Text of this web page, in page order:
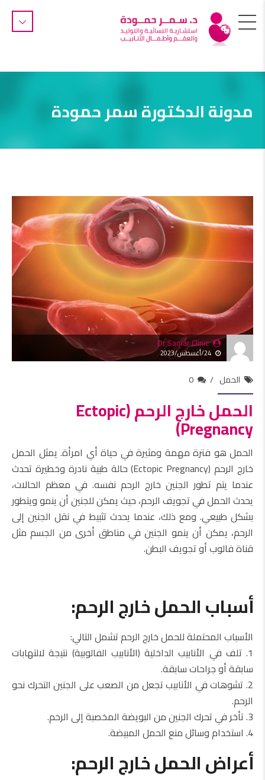
مدونة الدكتورة سمر حمودة
Dr Samar Clinic
24/أغسطس/2023
الحمل 0
الحمل خارج الرحم (Ectopic
Pregnancy)
الحمل هو فترة مهمة ومثيرة في حياة أي امرأة. يمثل الحمل
خارج الرحم (Ectopic Pregnancy) حالة طبية نادرة وخطيرة تحدث
عندما يتم تطور الجنين خارج الرحم نفسه. في معظم الحالات،
يحدث الحمل في تجويف الرحم، حيث يمكن للجنين أن ينمو ويتطور
بشكل طبيعي. ومع ذلك، عندما يحدث تثبيط في نقل الجنين إلى
الرحم، يمكن أن ينمو الجنين في مناطق أخرى من الجسم مثل
قناة فالوب أو تجويف البطن.
أسباب الحمل خارج الرحم:
الأسباب المحتملة للحمل خارج الرحم تشمل التالي:
1. تلف في الأنابيب الداخلية (الأنابيب الفالوبية) نتيجة لالتهابات
سابقة أو جراحات سابقة.
2. تشوهات في الأنابيب تجعل من الصعب على الجنين التحرك نحو
الرحم.
3. تأخر في تحرك الجنين من البويضة المخصبة إلى الرحم.
4. استخدام وسائل منع الحمل المبيضة.
أعراض الحمل خارج الرحم: